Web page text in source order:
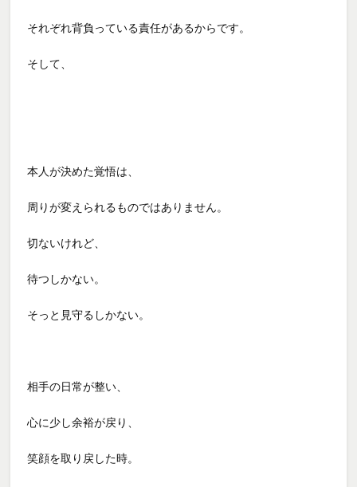
それぞれ背負っている責任があるからです。
そして、
本人が決めた覚悟は、
周りが変えられるものではありません。
切ないけれど、
待つしかない。
そっと見守るしかない。
相手の日常が整い、
心に少し余裕が戻り、
笑顔を取り戻した時。